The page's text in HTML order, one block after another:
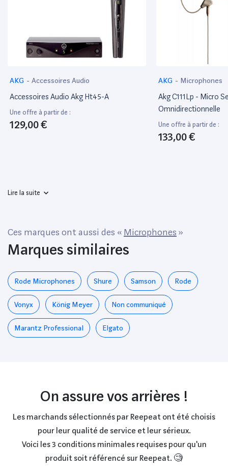
AKG - Accessoires Audio
Accessoires Audio Akg Ht45-A
Une offre à partir de :
129,00 €
AKG - Microphones
Akg C111Lp - Micro
Omnidirectionnelle
Une offre à partir de :
133,00 €
Lire la suite
Ces marques ont aussi des « Microphones »
Marques similaires
Rode Microphones Shure Samson Rode
Vonyx König Meyer Non communiqué
Marantz Professional Elgato
On assure vos arrières !
Les marchands sélectionnés par Reepeat ont été choisis
pour leur qualité de service et leur sérieux.
Voici les 3 conditions minimales requises pour qu'un
produit soit référencé sur Reepeat. 🧐